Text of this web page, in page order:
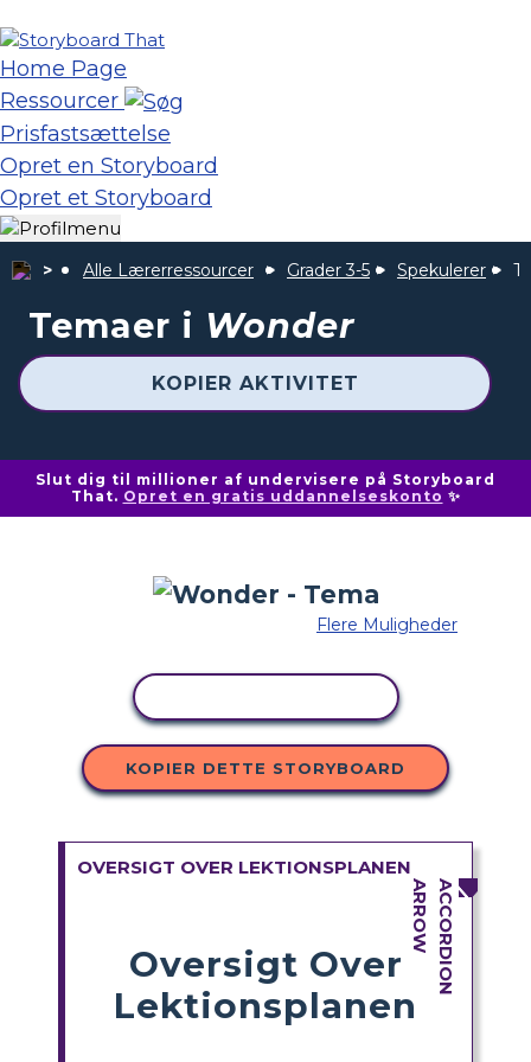
Home Page
Ressourcer
Prisfastsættelse
Opret en Storyboard
Opret et Storyboard
Alle Lærerressourcer Grader 3-5 Spekulerer
Temaer i Wonder
KOPIER AKTIVITET
Slut dig til millioner af undervisere på Storyboard
That. Opret en gratis uddannelseskonto ✨
Flere Muligheder
KOPIER DETTE STORYBOARD
OVERSIGT OVER LEKTIONSPLANEN
Oversigt Over
Lektionsplanen